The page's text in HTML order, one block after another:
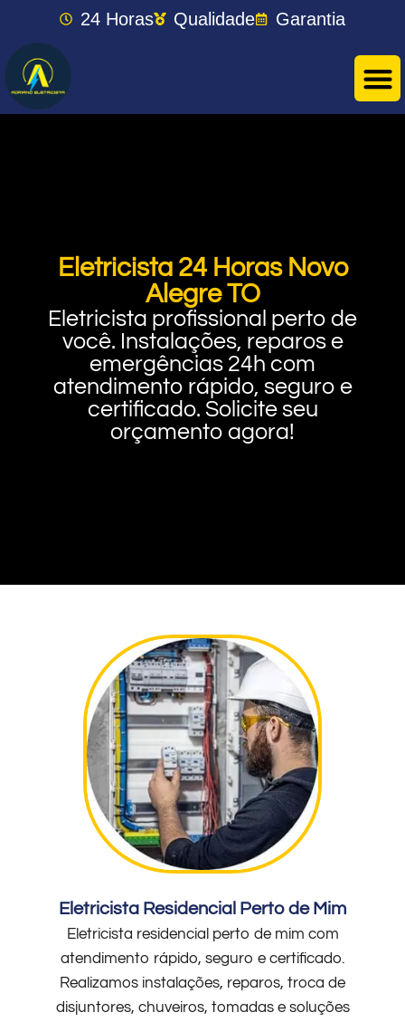
24 Horas Qualidade Garantia
Eletricista 24 Horas Novo
Alegre TO
Eletricista profissional perto de
você. Instalações, reparos e
emergências 24h com
atendimento rápido, seguro e
certificado. Solicite seu
orçamento agora!
Eletricista Residencial Perto de Mim
Eletricista residencial perto de mim com
atendimento rápido, seguro e certificado.
Realizamos instalações, reparos, troca de
disjuntores, chuveiros, tomadas e soluções